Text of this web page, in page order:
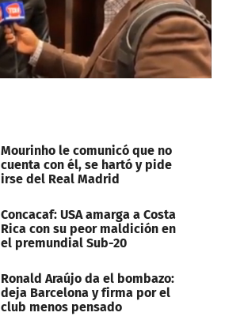
Mourinho le comunicó que no
cuenta con él, se hartó y pide
irse del Real Madrid
Concacaf: USA amarga a Costa
Rica con su peor maldición en
el premundial Sub-20
Ronald Araújo da el bombazo:
deja Barcelona y firma por el
club menos pensado